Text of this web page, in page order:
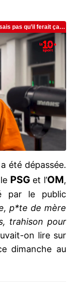
été dépassée.
PSG et l’OM,
par le public
p*te de mère
trahison pour
on lire sur
dimanche au